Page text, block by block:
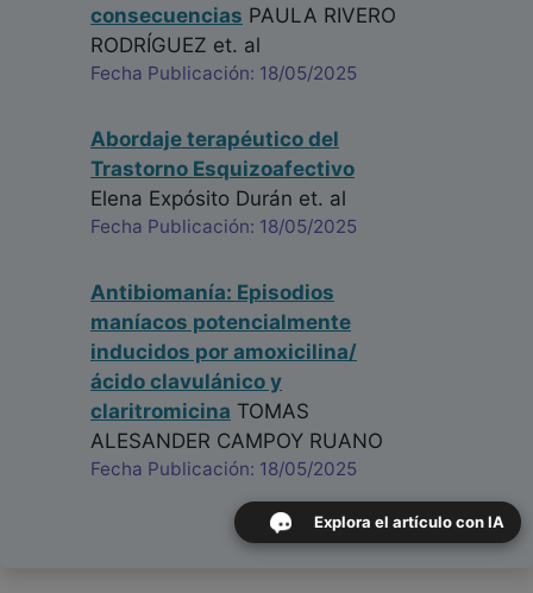
consecuencias PAULA RIVERO
RODRÍGUEZ et. al
Fecha Publicación: 18/05/2025
Abordaje terapéutico del
Trastorno Esquizoafectivo
Elena Expósito Durán et. al
Fecha Publicación: 18/05/2025
Antibiomanía: Episodios
maníacos potencialmente
inducidos por amoxicilina/
ácido clavulánico y
claritromicina TOMAS
ALESANDER CAMPOY RUANO
Fecha Publicación: 18/05/2025
Explora el artículo con IA